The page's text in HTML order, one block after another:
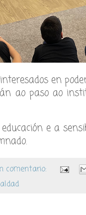
en
ao paso ao
e a
comentario: